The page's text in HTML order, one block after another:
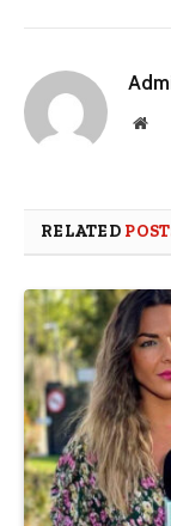
RELATED